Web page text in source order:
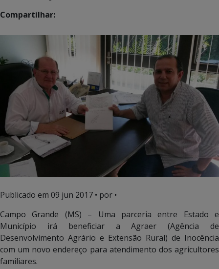
Compartilhar:
Publicado em 09 jun 2017 • por •
Campo Grande (MS) – Uma parceria entre Estado e
Município irá beneficiar a Agraer (Agência de
Desenvolvimento Agrário e Extensão Rural) de Inocência
com um novo endereço para atendimento dos agricultores
familiares.